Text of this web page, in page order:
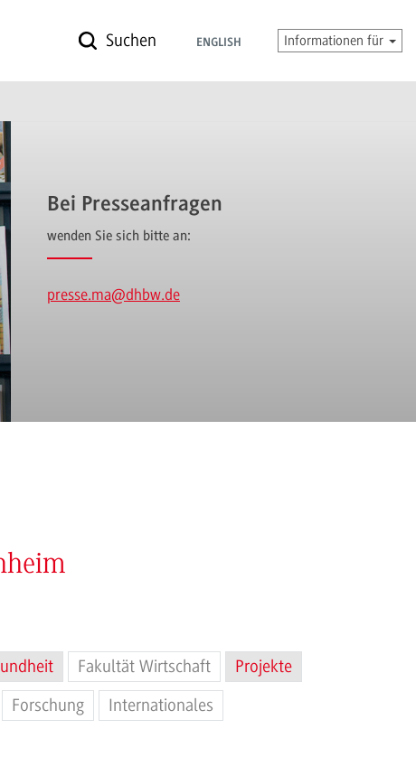
Suchen ENGLISH Informationen für
Bei Presseanfragen
wenden Sie sich bitte an:
presse.ma@dhbw.de
Fakultät Wirtschaft
Projekte
Forschung Internationales